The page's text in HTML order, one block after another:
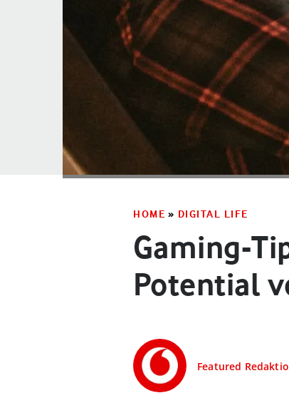
HOME » DIGITAL LIFE
Gaming-
Potential
Featured